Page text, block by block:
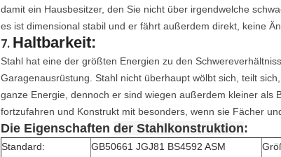
damit ein Hausbesitzer, den Sie nicht über irgendwelche
es ist dimensional stabil und er fährt außerdem direkt, keine
7. Haltbarkeit:
Stahl hat eine der größten Energien zu den
Garagenausrüstung. Stahl nicht überhaupt wölbt sich, teilt
ganze Energie, dennoch er sind wiegen außerdem kleiner als
fortzufahren und Konstrukt mit besonders, wenn sie Fächer
Die Eigenschaften der Stahlkonstruktion:
Standard:
GB50661 JGJ81 BS4592 ASM